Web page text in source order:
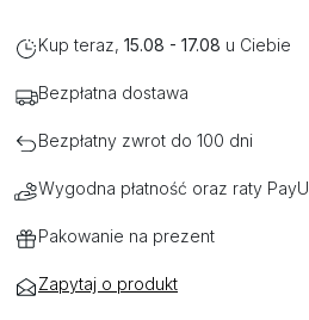
Kup teraz, 15.08 - 17.08 u Ciebie
Bezpłatna dostawa
Bezpłatny zwrot do 100 dni
Wygodna płatność oraz raty PayU
Pakowanie na prezent
Zapytaj o produkt